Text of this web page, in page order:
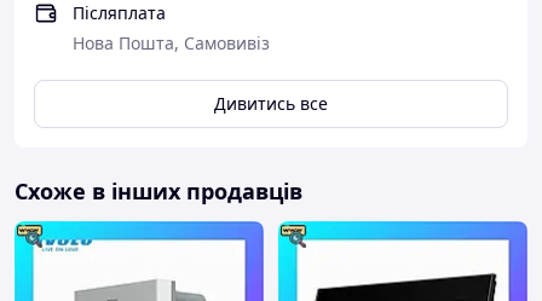
Післяплата
Нова Пошта, Самовивіз
Дивитись все
Схоже в інших продавців